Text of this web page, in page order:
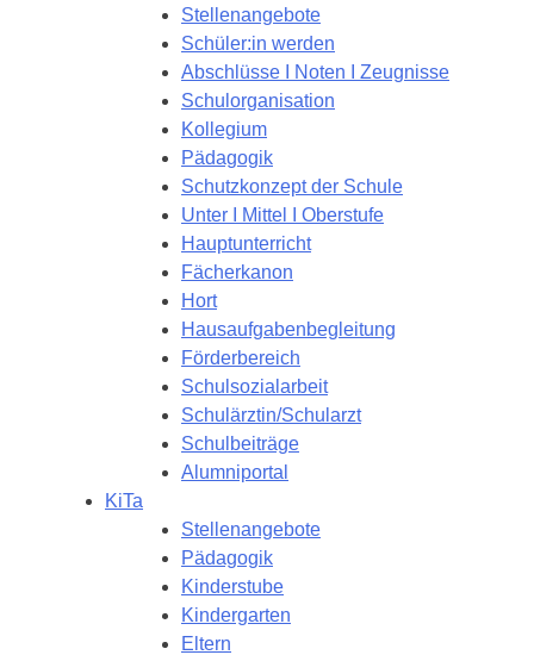
Stellenangebote
Schüler:in werden
Abschlüsse I Noten I Zeugnisse
Schulorganisation
Kollegium
Pädagogik
Schutzkonzept der Schule
Unter I Mittel I Oberstufe
Hauptunterricht
Fächerkanon
Hort
Hausaufgabenbegleitung
Förderbereich
Schulsozialarbeit
Schulärztin/Schularzt
Schulbeiträge
Alumniportal
KiTa
Stellenangebote
Pädagogik
Kinderstube
Kindergarten
Eltern